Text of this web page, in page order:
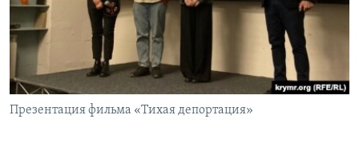
Презентация фильма «Тихая депортация»